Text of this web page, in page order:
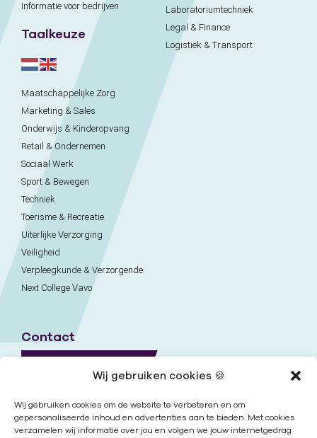
Wij gebruiken cookies 🍪
Wij gebruiken cookies om de website te verbeteren en om
gepersonaliseerde inhoud en advertenties aan te bieden. Met cookies
verzamelen wij informatie over jou en volgen we jouw internetgedrag
Informatie voor bedrijven
Taalkeuze
Laboratoriumtechniek
Legal & Finance
Logistiek & Transport
Maatschappelijke Zorg
Marketing & Sales
Onderwijs & Kinderopvang
Retail & Ondernemen
Sociaal Werk
Sport & Bewegen
Techniek
Toerisme & Recreatie
Uiterlijke Verzorging
Veiligheid
Verpleegkunde & Verzorgende
Next College Vavo
Contact